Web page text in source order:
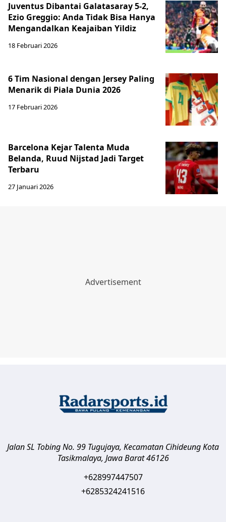
Juventus Dibantai Galatasaray 5-2,
Ezio Greggio: Anda Tidak Bisa Hanya
Mengandalkan Keajaiban Yildiz
18 Februari 2026
6 Tim Nasional dengan Jersey Paling
Menarik di Piala Dunia 2026
17 Februari 2026
Barcelona Kejar Talenta Muda
Belanda, Ruud Nijstad Jadi Target
Terbaru
27 Januari 2026
Jalan SL Tobing No. 99 Tugujaya, Kecamatan CihideungKota
Tasikmalaya, Jawa Barat 46126
+628997447507
+6285324241516